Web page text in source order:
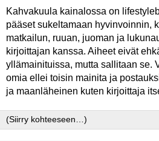
Kahvakuula kainalossa on
pääset sukeltamaan hyvinvoinnin,
matkailun, ruuan, juoman ja
kirjoittajan kanssa. Aiheet eivät
yllämainituissa, mutta sallitaan se.
omia ellei toisin mainita ja
ja maanläheinen kuten kirjoittaja